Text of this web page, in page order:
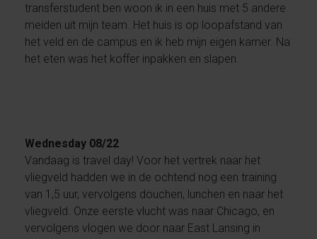
transferstudent ben woon ik in een huis met 5 andere
meiden uit mijn team. Het huis is op loopafstand van
het veld en de campus en ik heb mijn eigen kamer. Na
het eten was het koffer inpakken en slapen.
Wednesday 08/22
Vandaag is travel day! Voor het vertrek naar het
vliegveld hadden we in de ochtend nog een training
van 1,5 uur, vervolgens douchen, lunchen en naar het
vliegveld. Onze eerste vlucht was naar Chicago, en
vervolgens vlogen we door naar East Lansing in